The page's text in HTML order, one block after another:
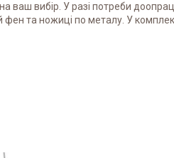
ваш вибір. У разі потреби
та ножиці по металу. У